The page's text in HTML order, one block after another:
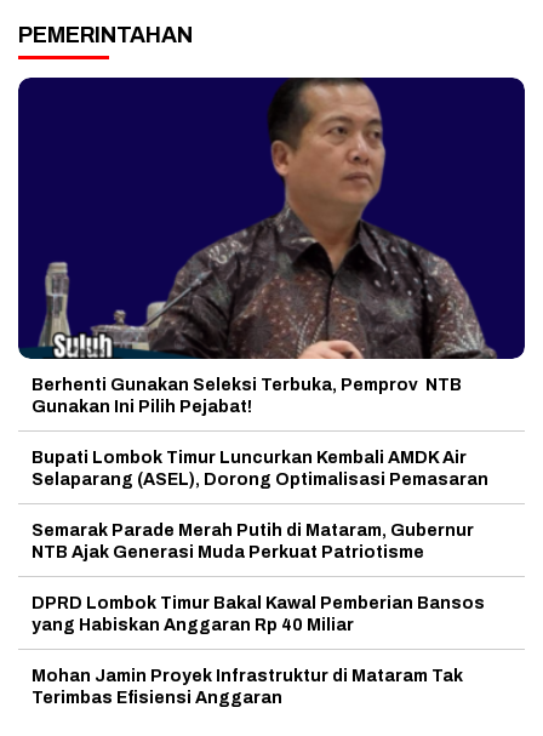
PEMERINTAHAN
Berhenti Gunakan Seleksi Terbuka, Pemprov NTB
Gunakan Ini Pilih Pejabat!
Bupati Lombok Timur Luncurkan Kembali AMDK Air
Selaparang (ASEL), Dorong Optimalisasi Pemasaran
Semarak Parade Merah Putih di Mataram, Gubernur
NTB Ajak Generasi Muda Perkuat Patriotisme
DPRD Lombok Timur Bakal Kawal Pemberian Bansos
yang Habiskan Anggaran Rp 40 Miliar
Mohan Jamin Proyek Infrastruktur di Mataram Tak
Terimbas Efisiensi Anggaran